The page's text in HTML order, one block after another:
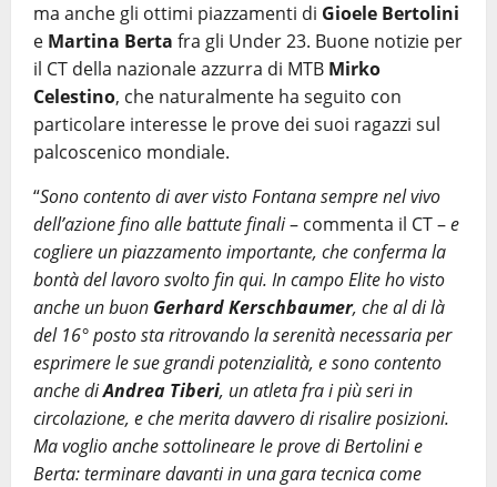
ma anche gli ottimi piazzamenti di Gioele Bertolini
e Martina Berta fra gli Under 23. Buone notizie per
il CT della nazionale azzurra di MTB Mirko
Celestino, che naturalmente ha seguito con
particolare interesse le prove dei suoi ragazzi sul
palcoscenico mondiale.
“Sono contento di aver visto Fontana sempre nel vivo
dell’azione fino alle battute finali– commenta il CT –e
cogliere un piazzamento importante, che conferma la
bontà del lavoro svolto fin qui. In campo Elite ho visto
anche un buon Gerhard Kerschbaumer, che al di là
del 16° posto sta ritrovando la serenità necessaria per
esprimere le sue grandi potenzialità, e sono contento
anche diAndrea Tiberi, un atleta fra i più seri in
circolazione, e che merita davvero di risalire posizioni.
Ma voglio anche sottolineare le prove di Bertolini e
Berta: terminare davanti in una gara tecnica come